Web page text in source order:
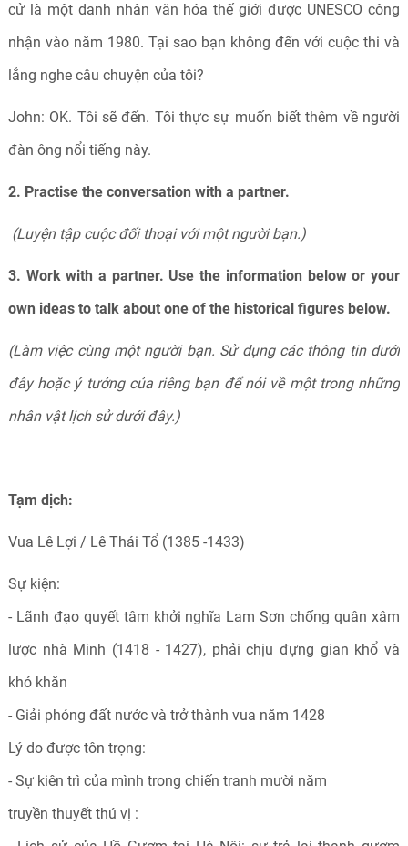
cử là một danh nhân văn hóa thế giới được UNESCO công
nhận vào năm 1980. Tại sao bạn không đến với cuộc thi và
lắng nghe câu chuyện của tôi?
John: OK. Tôi sẽ đến. Tôi thực sự muốn biết thêm về người
đàn ông nổi tiếng này.
2. Practise the conversation with a partner.
(Luyện tập cuộc đối thoại với một người bạn.)
3. Work with a partner. Use the information below or your
own ideas to talk about one of the historical figures below.
(Làm việc cùng một người bạn. Sử dụng các thông tin dưới
đây hoặc ý tưởng của riêng bạn để nói về một trong những
nhân vật lịch sử dưới đây.)
Tạm dịch:
Vua Lê Lợi / Lê Thái Tổ (1385 -1433)
Sự kiện:
- Lãnh đạo quyết tâm khởi nghĩa Lam Sơn chống quân xâm
lược nhà Minh (1418 - 1427), phải chịu đựng gian khổ và
khó khăn
- Giải phóng đất nước và trở thành vua năm 1428
Lý do được tôn trọng:
- Sự kiên trì của mình trong chiến tranh mười năm
truyền thuyết thú vị :